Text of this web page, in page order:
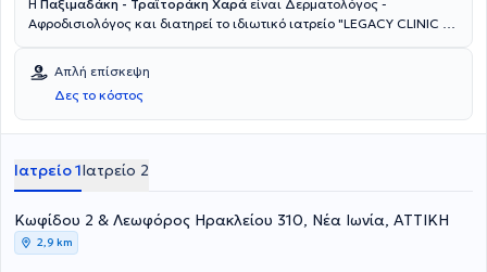
H Παξιμαδάκη - Τραϊτοράκη Χαρά είναι Δερματολόγος -
Αφροδισιολόγος και διατηρεί το ιδιωτικό ιατρείο "LEGACY CLINIC "
Συνεργάτης του Νοσοκομείου Αφροδίσιων και Δερματικών Νόσων
"Ανδρέας Συγγρός". Aσχολείται με όλο το φάσμα της κλινικής και
αισθητικής δερματολογίας, δερματοχειρουργικής,
παρακολούθησης και χαρτογράφησης σπίλων και κακοήθων
προσώπου (σε εφήβους με ακμή). Η ιατρός είναι μέλος της
Ελληνικής Δερματολογικής και Αφροδισιολογικής Εταιρείας, της
Δερματοχειρουργικής, της European Academy of Dermatology and
Venereology, καθώς και του Ιατρικού Συλλόγου Αθηνών και του
Παγκύπριου Ιατρικού Συλλόγου.
Απλή επίσκεψη
Δες το κόστος
Ιατρείο 1Ιατρείο 2
Κωφίδου 2 & Λεωφόρος Ηρακλείου 310, Νέα Ιωνία, ΑΤΤΙΚΗ
2,9 km